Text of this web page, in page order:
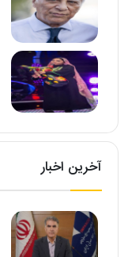
آخرین اخبار